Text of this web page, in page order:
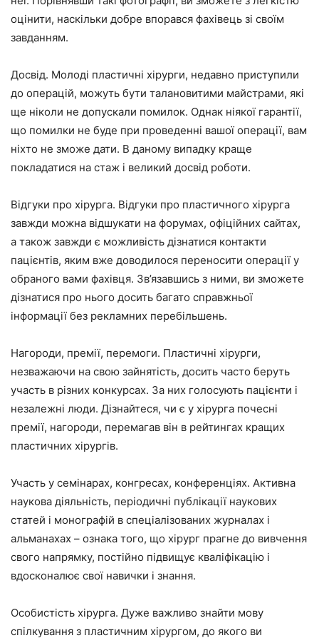
оцінити, наскільки добре впорався фахівець зі своїм
завданням.
Досвід. Молоді пластичні хірурги, недавно приступили
до операцій, можуть бути талановитими майстрами, які
ще ніколи не допускали помилок. Однак ніякої гарантії,
що помилки не буде при проведенні вашої операції, вам
ніхто не зможе дати. В даному випадку краще
покладатися на стаж і великий досвід роботи.
Відгуки про хірурга. Відгуки про пластичного хірурга
завжди можна відшукати на форумах, офіційних сайтах,
а також завжди є можливість дізнатися контакти
пацієнтів, яким вже доводилося переносити операції у
обраного вами фахівця. Зв’язавшись з ними, ви зможете
дізнатися про нього досить багато справжньої
інформації без рекламних перебільшень.
Нагороди, премії, перемоги. Пластичні хірурги,
незважаючи на свою зайнятість, досить часто беруть
участь в різних конкурсах. За них голосують пацієнти і
незалежні люди. Дізнайтеся, чи є у хірурга почесні
премії, нагороди, перемагав він в рейтингах кращих
пластичних хірургів.
Участь у семінарах, конгресах, конференціях. Активна
наукова діяльність, періодичні публікації наукових
статей і монографій в спеціалізованих журналах і
альманахах – ознака того, що хірург прагне до вивчення
свого напрямку, постійно підвищує кваліфікацію і
вдосконалює свої навички і знання.
Особистість хірурга. Дуже важливо знайти мову
спілкування з пластичним хірургом, до якого ви